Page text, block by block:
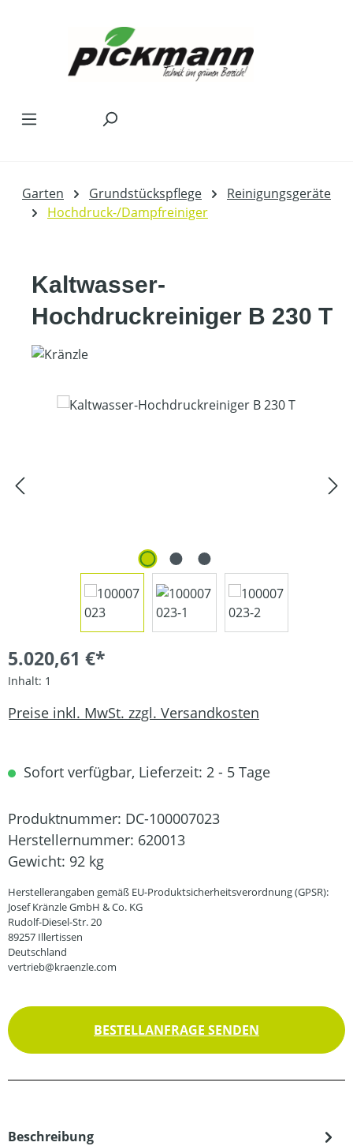
Garten Grundstückspflege
Reinigungsgeräte
Hochdruck-/Dampfreiniger
Kaltwasser-
Hochdruckreiniger B 230 T
Bildergalerie überspringen
5.020,61 €*
Inhalt: 1
Preise inkl. MwSt. zzgl. Versandkosten
Sofort verfügbar, Lieferzeit: 2 - 5 Tage
Produktnummer: DC-100007023
Herstellernummer: 620013
Gewicht: 92 kg
Herstellerangaben gemäß EU-Produktsicherheitsverordnung (GPSR):
Josef Kränzle GmbH & Co. KG
Rudolf-Diesel-Str. 20
89257 Illertissen
Deutschland
vertrieb@kraenzle.com
BESTELLANFRAGE SENDEN
Beschreibung